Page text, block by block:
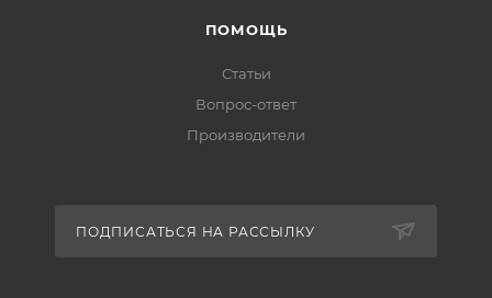
ПОМОЩЬ
Статьи
Вопрос-ответ
Производители
ПОДПИСАТЬСЯ НА РАССЫЛКУ